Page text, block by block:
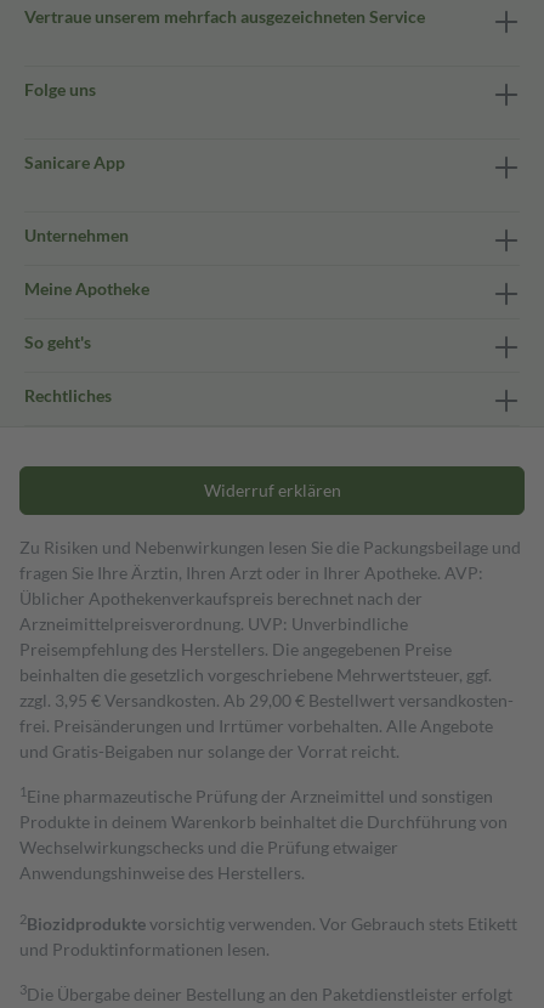
Vertraue unserem mehrfach ausgezeichneten Service
Folge uns
Sanicare App
Unternehmen
Meine Apotheke
So geht's
Rechtliches
Widerruf erklären
Zu Risiken und Nebenwirkungen lesen Sie die Packungsbeilage und
fragen Sie Ihre Ärztin, Ihren Arzt oder in Ihrer Apotheke. AVP:
Üblicher Apothekenverkaufspreis berechnet nach der
Arzneimittelpreisverordnung. UVP: Unverbindliche
Preisempfehlung des Herstellers. Die angegebenen Preise
beinhalten die gesetzlich vorgeschriebene Mehrwertsteuer, ggf.
zzgl. 3,95 € Versandkosten. Ab 29,00 € Bestell­wert versand­kosten­
frei. Preisänderungen und Irrtümer vorbehalten. Alle Angebote
und Gratis-Beigaben nur solange der Vorrat reicht.
1 Eine pharmazeutische Prüfung der Arzneimittel und sonstigen
Produkte in deinem Warenkorb beinhaltet die Durchführung von
Wechselwirkungschecks und die Prüfung etwaiger
Anwendungshinweise des Herstellers.
2Biozidproduktevorsichtig verwenden. Vor Gebrauch stets Etikett
und Produktinformationen lesen.
3Die Übergabe deiner Bestellung an den Paketdienstleister erfolgt